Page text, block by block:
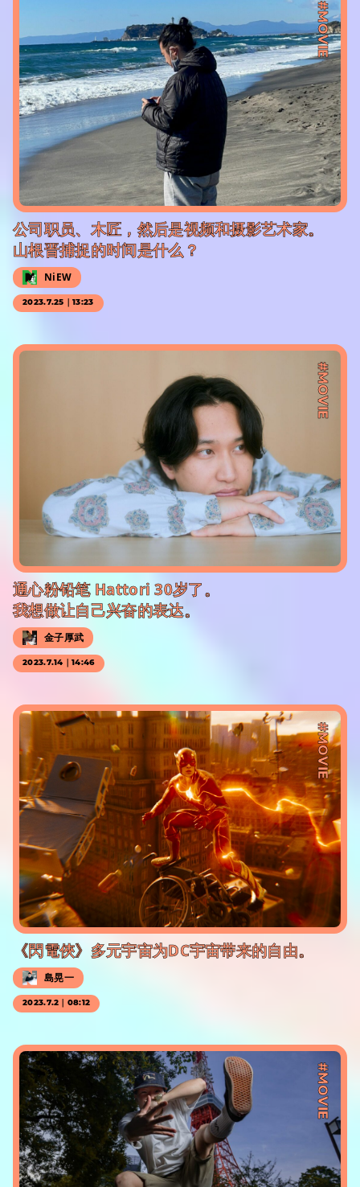
#MOVIE
公司职员、木匠，然后是视频和摄影艺术家。
山根晋捕捉的时间是什么？
NiEW
2023.7.25｜13:23
#MOVIE
通心粉铅笔 Hattori 30岁了。
我想做让自己兴奋的表达。
金子厚武
2023.7.14｜14:46
#MOVIE
《閃電俠》多元宇宙为DC宇宙带来的自由。
島晃一
2023.7.2｜08:12
#MOVIE